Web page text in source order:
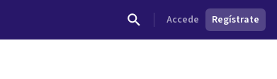
Accede Regístrate